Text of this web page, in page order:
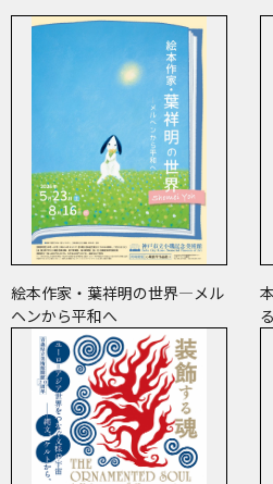
絵本作家・葉祥明の世界―メル
ヘンから平和へ